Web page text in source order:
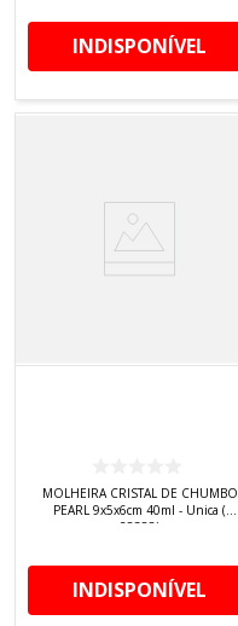
INDISPONÍVEL
MOLHEIRA CRISTAL DE CHUMBO
PEARL 9x5x6cm 40ml - Unica (
28388)
INDISPONÍVEL